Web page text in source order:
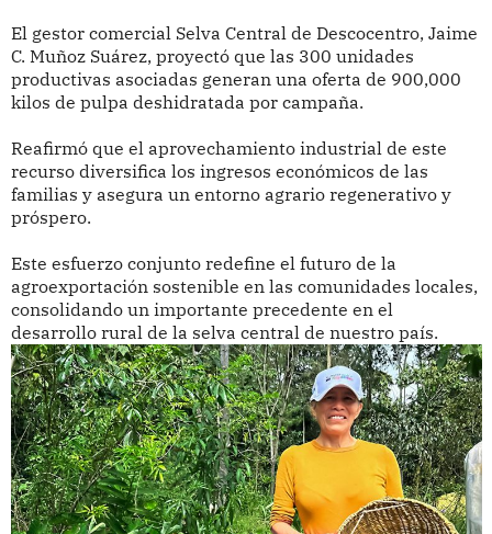
El gestor comercial Selva Central de Descocentro, Jaime
C. Muñoz Suárez, proyectó que las 300 unidades
productivas asociadas generan una oferta de 900,000
kilos de pulpa deshidratada por campaña.
Reafirmó que el aprovechamiento industrial de este
recurso diversifica los ingresos económicos de las
familias y asegura un entorno agrario regenerativo y
próspero.
Este esfuerzo conjunto redefine el futuro de la
agroexportación sostenible en las comunidades locales,
consolidando un importante precedente en el
desarrollo rural de la selva central de nuestro país.